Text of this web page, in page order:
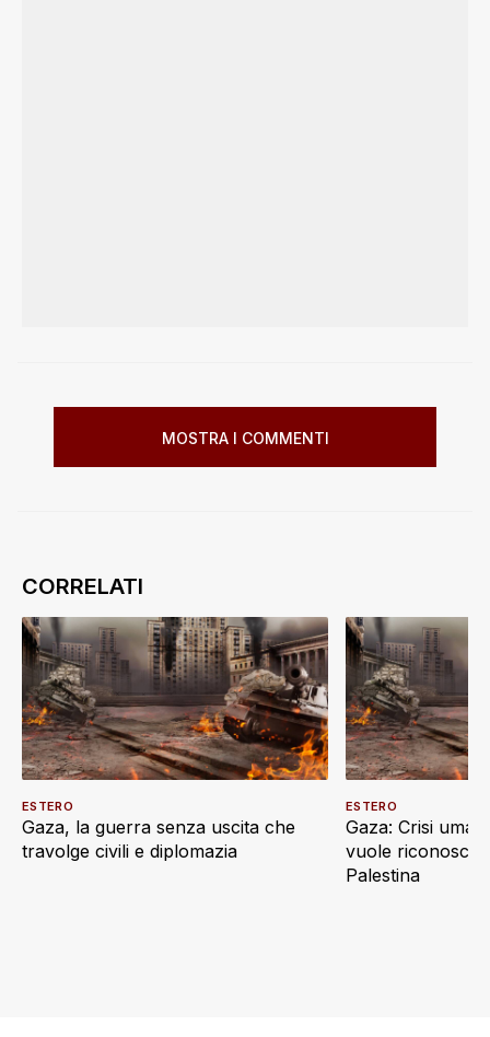
MOSTRA I COMMENTI
Gaza, la guerra senza uscita che
travolge civili e diplomazia
ESTERO
Gaza: Crisi
vuole
Palestina
ESTERO